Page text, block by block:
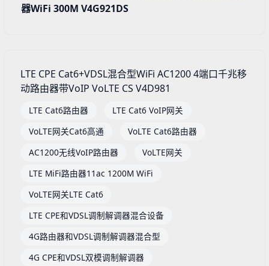
器WiFi 300M V4G921DS
LTE CPE Cat6+VDSL混合型WiFi AC1200 4端口千兆移
动路由器带VoIP VoLTE CS V4D981
LTE Cat6路由器
LTE Cat6 VoIP网关
VoLTE网关Cat6高通
VoLTE Cat6路由器
AC1200无线VoIP路由器
VoLTE网关
LTE MiFi路由器11ac 1200M WiFi
VoLTE网关LTE Cat6
LTE CPE和VDSL调制解调器混合设备
4G路由器和VDSL调制解调器混合型
4G CPE和VDSL双模调制解调器